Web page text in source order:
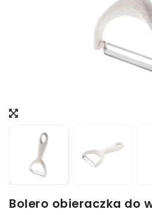
Bolero obieraczka do